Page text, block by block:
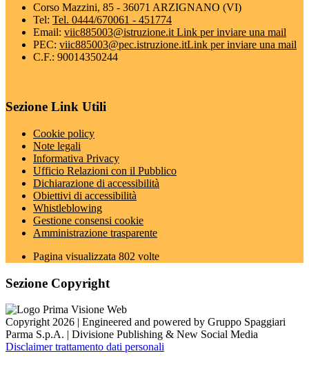
Corso Mazzini, 85 - 36071 ARZIGNANO (VI)
Tel: Tel. 0444/670061 - 451774
Email: viic885003@istruzione.it Link per inviare una mail
PEC: viic885003@pec.istruzione.itLink per inviare una mail
C.F.: 90014350244
Sezione Link Utili
Cookie policy
Note legali
Informativa Privacy
Ufficio Relazioni con il Pubblico
Dichiarazione di accessibilità
Obiettivi di accessibilità
Whistleblowing
Gestione consensi cookie
Amministrazione trasparente
Pagina visualizzata 802 volte
Sezione Copyright
Copyright 2026 | Engineered and powered by Gruppo Spaggiari
Parma S.p.A. | Divisione Publishing & New Social Media
Disclaimer trattamento dati personali